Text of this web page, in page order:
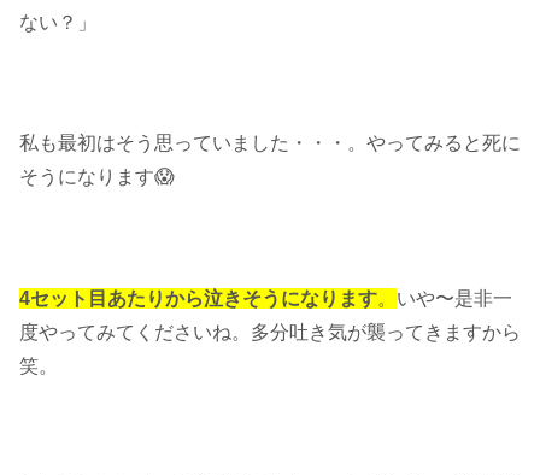
ない？」
私も最初はそう思っていました・・・。やってみると死に
そうになります😱
4セット目あたりから泣きそうになります。 いや〜是非一
度やってみてくださいね。多分吐き気が襲ってきますから
笑。